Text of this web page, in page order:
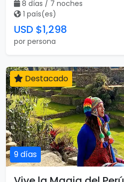
8 días / 7 noches
1 país(es)
USD $1,298
por persona
9 días
Destacado